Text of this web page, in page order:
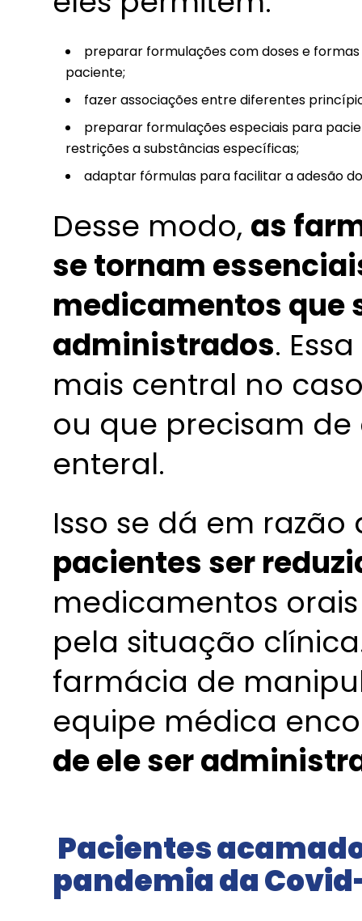
preparar formulações com doses e
paciente;
fazer associações entre diferentes
preparar formulações especiais para
restrições a substâncias específicas;
adaptar fórmulas para facilitar a adesão
Desse modo, as
se tornam
medicamentos que
administrados.
mais central no
ou que precisam
enteral.
Isso se dá em
pacientes ser
medicamentos
pela situação
farmácia de
equipe médica
de ele ser
Pacientes
pandemia da